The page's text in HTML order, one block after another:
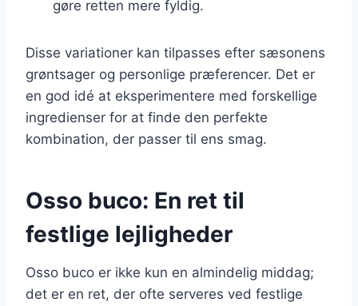
gøre retten mere fyldig.
Disse variationer kan tilpasses efter sæsonens
grøntsager og personlige præferencer. Det er
en god idé at eksperimentere med forskellige
ingredienser for at finde den perfekte
kombination, der passer til ens smag.
Osso buco: En ret til
festlige lejligheder
Osso buco er ikke kun en almindelig middag;
det er en ret, der ofte serveres ved festlige